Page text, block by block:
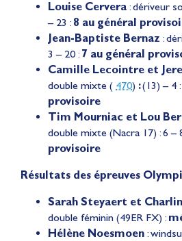
Louise Cervera : dériveur
– 23 : 8 au général
Jean-Baptiste Bernaz :
3 – 20 : 7 au général
Camille Lecointre et
double mixte ( 470) :(13) – 4 :
provisoire
Tim Mourniac et Lou
double mixte (Nacra 17) : 6 –
provisoire
Résultats des épreuves
Sarah Steyaert et
double féminin (49ER FX) :
Hélène Noesmoen :